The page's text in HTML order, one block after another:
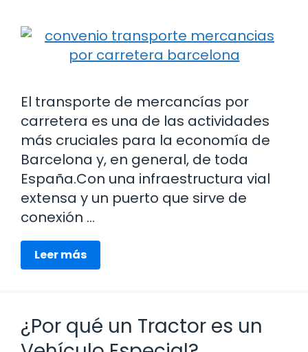
El transporte de mercancías por
carretera es una de las actividades
más cruciales para la economía de
Barcelona y, en general, de toda
España.Con una infraestructura vial
extensa y un puerto que sirve de
conexión …
Leer más
¿Por qué un Tractor es un